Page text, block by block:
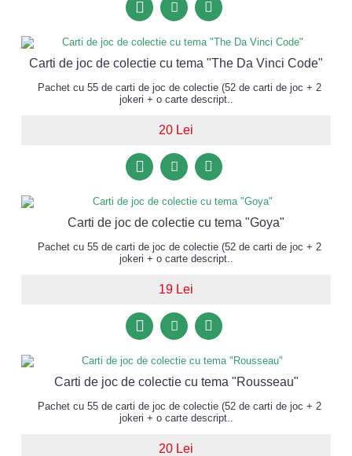
Carti de joc de colectie cu tema "The Da Vinci Code"
Pachet cu 55 de carti de joc de colectie (52 de carti de joc + 2
jokeri + o carte descript..
20 Lei
Carti de joc de colectie cu tema "Goya"
Pachet cu 55 de carti de joc de colectie (52 de carti de joc + 2
jokeri + o carte descript..
19 Lei
Carti de joc de colectie cu tema "Rousseau"
Pachet cu 55 de carti de joc de colectie (52 de carti de joc + 2
jokeri + o carte descript..
20 Lei